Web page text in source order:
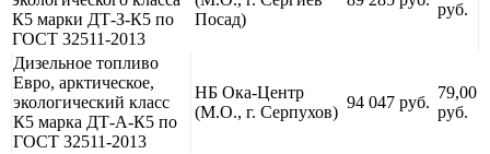
К5 марки ДТ-З-К5 по
ГОСТ 32511-2013
Посад)
руб.
Дизельное топливо
Евро, арктическое,
экологический класс
К5 марка ДТ-А-К5 по
ГОСТ 32511-2013
НБ Ока-Центр
(М.О., г. Серпухов)
94 047 руб.
79,00
руб.